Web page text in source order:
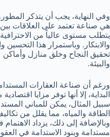
وفي النهاية، يجب أن يتذكر
هي صناعة تعتمد على العلاقات
يتطلب مستوى عالياً من الاحترافية
والابتكار. وباستمرار هذا
تحقيق النجاح وخلق منازل
والبيئة.
ورغم أن صناعة العقارات
البداية، إلا أنها توفر مزايا
سبيل المثال، يمكن للمباني
الطاقة والمياه، مما يقلل من
وبالإضافة إلى ذلك، يزداد
مستدامة وبنود الاستدامة في